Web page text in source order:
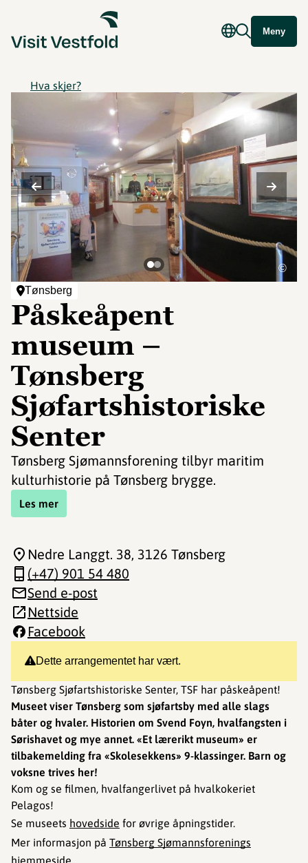
Meny
Hva skjer?
Tønsberg
Påskeåpent
museum –
Tønsberg
Sjøfartshistoriske
Senter
Tønsberg Sjømannsforening tilbyr maritim
kulturhistorie på Tønsberg brygge.
Les mer
©
Dette arrangementet har vært.
Tønsberg Sjøfartshistoriske Senter, TSF har påskeåpent!
Museet viser Tønsberg som sjøfartsby med alle slags
båter og hvaler. Historien om Svend Foyn, hvalfangsten i
Sørishavet og mye annet. «Et lærerikt museum» er
tilbakemelding fra «Skolesekkens» 9-klassinger. Barn og
voksne trives her!
Kom og se filmen, hvalfangerlivet på hvalkokeriet
Pelagos!
Se museets hovedside for øvrige åpningstider.
Mer informasjon på Tønsberg Sjømannsforenings
hjemmeside.
Nedre Langgt. 38, 3126 Tønsberg
(+47) 901 54 480
Send e-post
Nettside
Facebook